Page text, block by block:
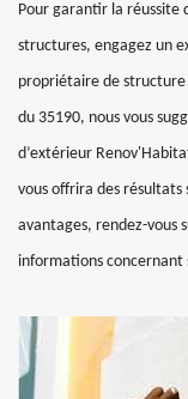
Pour garantir la réussite
structures, engagez un
propriétaire de structure
du 35190, nous vous
d’extérieur
vous offrira des résultats
avantages, rendez-vous
informations concernant